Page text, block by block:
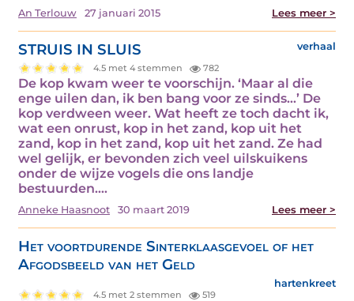
An Terlouw 27 januari 2015 Lees meer >
STRUIS IN SLUIS verhaal
4.5 met 4 stemmen 782
De kop kwam weer te voorschijn. ‘Maar al die
enge uilen dan, ik ben bang voor ze sinds…’ De
kop verdween weer. Wat heeft ze toch dacht ik,
wat een onrust, kop in het zand, kop uit het
zand, kop in het zand, kop uit het zand. Ze had
wel gelijk, er bevonden zich veel uilskuikens
onder de wijze vogels die ons landje
bestuurden.…
Anneke Haasnoot 30 maart 2019 Lees meer >
Het voortdurende Sinterklaasgevoel of het
Afgodsbeeld van het Geld
hartenkreet
4.5 met 2 stemmen 519